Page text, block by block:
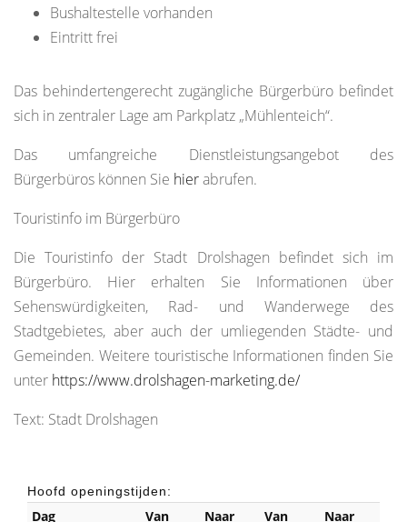
Bushaltestelle vorhanden
Eintritt frei
Das behindertengerecht zugängliche Bürgerbüro befindet
sich in zentraler Lage am Parkplatz „Mühlenteich“.
Das umfangreiche Dienstleistungsangebot des
Bürgerbüros können Sie hierabrufen.
Touristinfo im Bürgerbüro
Die Touristinfo der Stadt Drolshagen befindet sich im
Bürgerbüro. Hier erhalten Sie Informationen über
Sehenswürdigkeiten, Rad- und Wanderwege des
Stadtgebietes, aber auch der umliegenden Städte- und
Gemeinden. Weitere touristische Informationen finden Sie
unter https://www.drolshagen-marketing.de/
Text: Stadt Drolshagen
Hoofd openingstijden:
Dag Van Naar Van Naar